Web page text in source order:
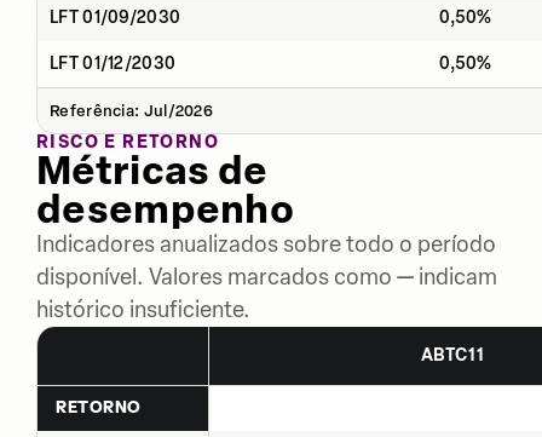
LFT 01/09/2030 0,50%
LFT 01/12/2030 0,50%
Referência: Jul/2026
RISCO E RETORNO
Métricas de
desempenho
Indicadores anualizados sobre todo o período
disponível. Valores marcados como — indicam
histórico insuficiente.
ABTC11
RETORNO